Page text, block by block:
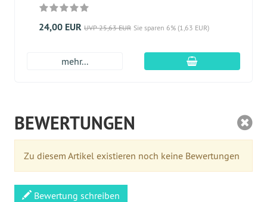
24,00 EUR UVP 25,63 EUR Sie sparen 6% (1,63 EUR)
mehr... In den
BEWERTUNGEN
Zu diesem Artikel existieren noch keine Bewertungen
Bewertung schreiben